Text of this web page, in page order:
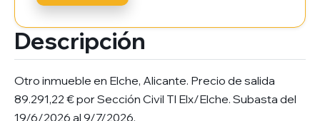
Descripción
Otro inmueble en Elche, Alicante. Precio de salida
89.291,22 € por Sección Civil TI Elx/Elche. Subasta del
19/6/2026 al 9/7/2026.